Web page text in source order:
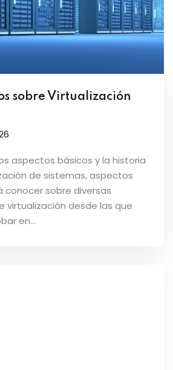
sobre Virtualización
aspectos básicos y la historia
de sistemas, aspectos
conocer sobre diversas
virtualización desde las que
en…